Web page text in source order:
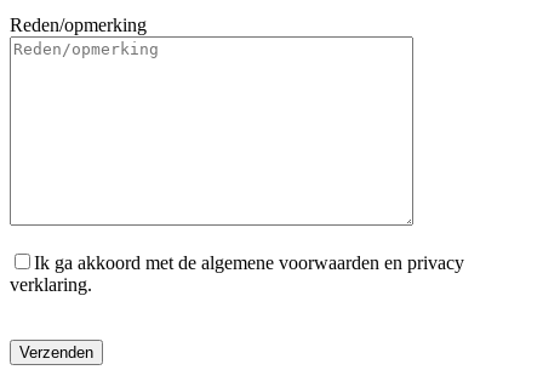
Reden/opmerking
Ik ga akkoord met de algemene voorwaarden en privacy
verklaring.